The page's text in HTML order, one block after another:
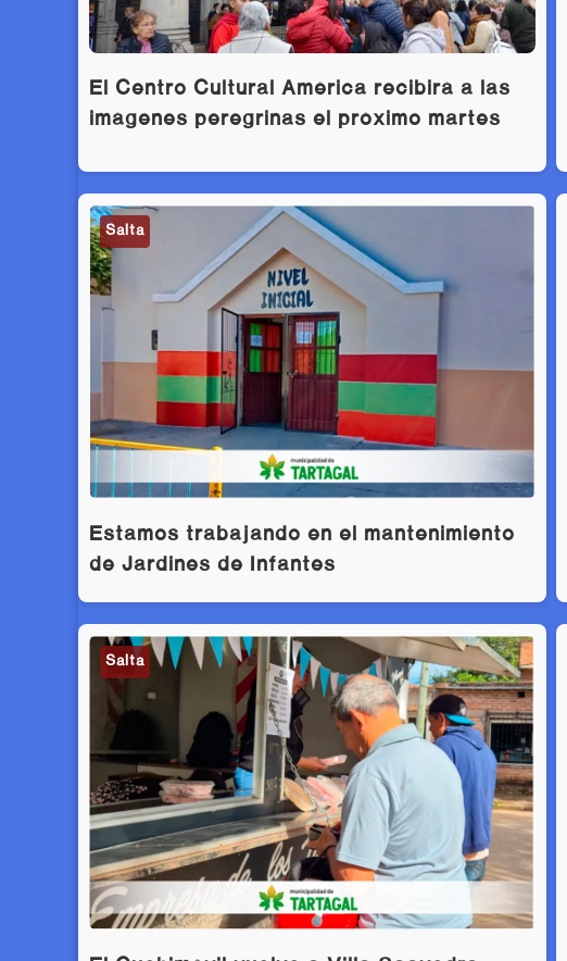
El Centro Cultural América recibirá a las
imágenes peregrinas el próximo martes
Salta
Estamos trabajando en el mantenimiento
de Jardines de Infantes
Salta